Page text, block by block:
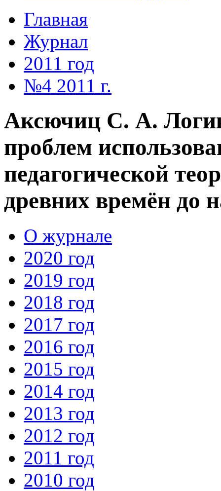
Главная
Журнал
2011 год
№4 2011 г.
Аксючиц С. А.
проблем
педагогической
древних времён до
О журнале
2020 год
2019 год
2018 год
2017 год
2016 год
2015 год
2014 год
2013 год
2012 год
2011 год
2010 год